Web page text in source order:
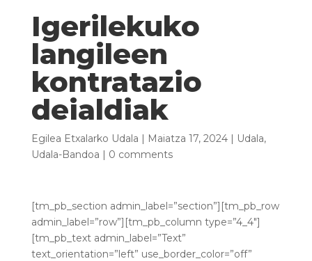
Igerilekuko
langileen
kontratazio
deialdiak
Egilea Etxalarko Udala | Maiatza 17, 2024| Udala,
Udala-Bandoa | 0 comments
[tm_pb_section admin_label=”section”][tm_pb_row
admin_label=”row”][tm_pb_column type=”4_4″]
[tm_pb_text admin_label=”Text”
text_orientation=”left” use_border_color=”off”